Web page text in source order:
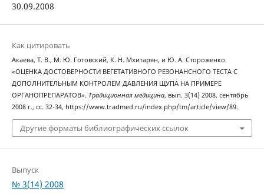
30.09.2008
Как цитировать
Акаева, Т. В., М. Ю. Готовский, К. Н. Мхитарян, и Ю. А. Стороженко.
«ОЦЕНКА ДОСТОВЕРНОСТИ ВЕГЕТАТИВНОГО РЕЗОНАНСНОГО ТЕСТА С
ДОПОЛНИТЕЛЬНЫМ КОНТРОЛЕМ ДАВЛЕНИЯ ЩУПА НА ПРИМЕРЕ
ОРГАНОПРЕПАРАТОВ». Традиционная медицина, вып. 3(14) 2008, сентябрь
2008 г., сс. 32-34, https://www.tradmed.ru/index.php/tm/article/view/89.
Другие форматы библиографических ссылок
Выпуск
№ 3(14) 2008